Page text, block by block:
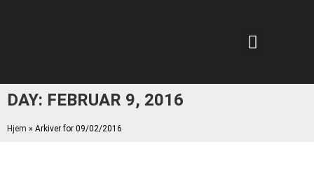
DAY: FEBRUAR 9, 2016
Hjem » Arkiver for 09/02/2016